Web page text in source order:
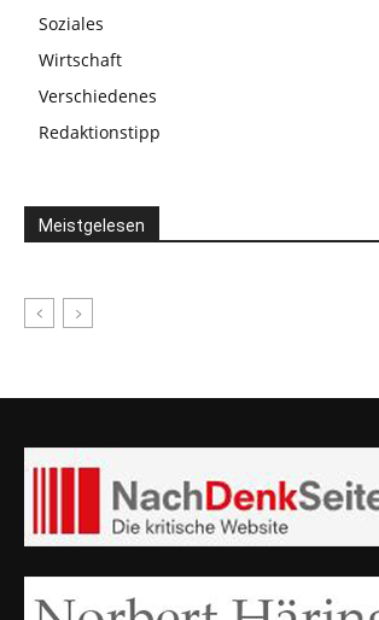
Soziales
Wirtschaft
Verschiedenes
Redaktionstipp
Meistgelesen